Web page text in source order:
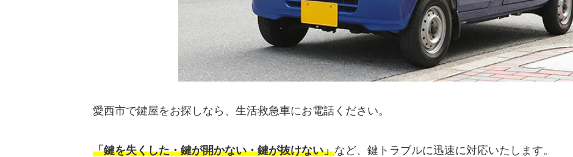
愛西市で鍵屋をお探しなら、生活救急車にお電話ください。
「鍵を失くした・鍵が開かない・鍵が抜けない」など、鍵トラブルに迅速に対応いたします。